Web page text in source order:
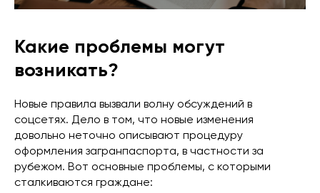
Какие проблемы могут
возникать?
Новые правила вызвали волну обсуждений в
соцсетях. Дело в том, что новые изменения
довольно неточно описывают процедуру
оформления загранпаспорта, в частности за
рубежом. Вот основные проблемы, с которыми
сталкиваются граждане: